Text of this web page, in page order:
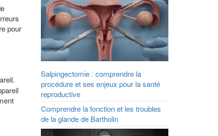
pour
Salpingectomie : comprendre la
procédure et ses enjeux pour la santé
reproductive
Comprendre la fonction et les troubles
de la glande de Bartholin